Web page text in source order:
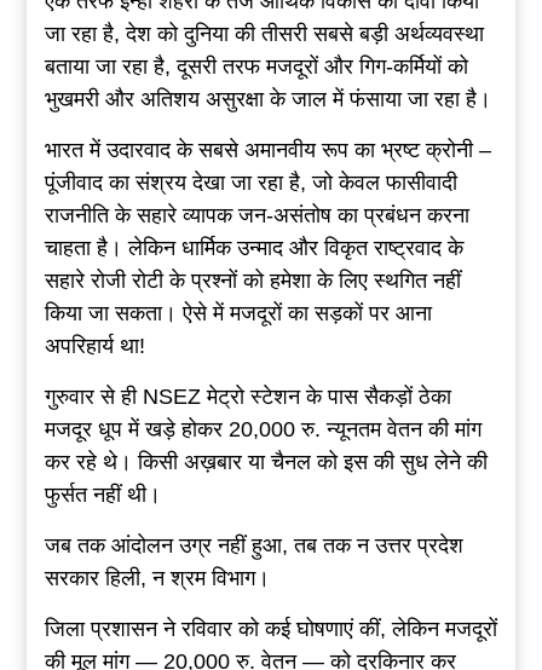
जा रहा है, देश को दुनिया की तीसरी सबसे बड़ी अर्थव्यवस्था
बताया जा रहा है, दूसरी तरफ मजदूरों और गिग-कर्मियों को
भुखमरी और अतिशय असुरक्षा के जाल में फंसाया जा रहा है।
भारत में उदारवाद के सबसे अमानवीय रूप का भ्रष्ट क्रोनी –
पूंजीवाद का संश्रय देखा जा रहा है, जो केवल फासीवादी
राजनीति के सहारे व्यापक जन-असंतोष का प्रबंधन करना
चाहता है। लेकिन धार्मिक उन्माद और विकृत राष्ट्रवाद के
सहारे रोजी रोटी के प्रश्नों को हमेशा के लिए स्थगित नहीं
किया जा सकता। ऐसे में मजदूरों का सड़कों पर आना
अपरिहार्य था!
गुरुवार से ही NSEZ मेट्रो स्टेशन के पास सैकड़ों ठेका
मजदूर धूप में खड़े होकर 20,000 रु. न्यूनतम वेतन की मांग
कर रहे थे। किसी अख़बार या चैनल को इस की सुध लेने की
फुर्सत नहीं थी।
जब तक आंदोलन उग्र नहीं हुआ, तब तक न उत्तर प्रदेश
सरकार हिली, न श्रम विभाग।
जिला प्रशासन ने रविवार को कई घोषणाएं कीं, लेकिन मजदूरों
की मूल मांग — 20,000 रु. वेतन — को दरकिनार कर